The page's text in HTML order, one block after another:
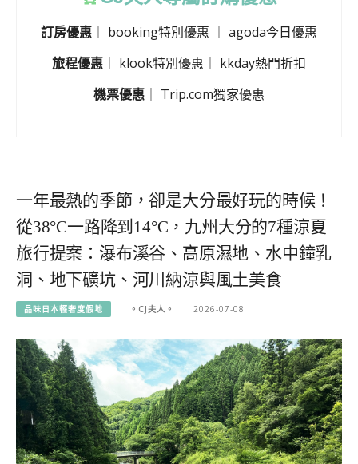
訂房優惠 booking特別優惠
agoda今日優惠
旅程優惠
klook特別優惠
kkday熱門折扣
機票優惠 ｜ Trip.com獨家優惠
一年最熱的季節，卻是大分最好玩的時候！
從38°C一路降到14°C，九州大分的7種涼夏
旅行提案：瀑布溪谷、高原濕地、水中鐘乳
洞、地下礦坑、河川納涼與風土美食
品味日本輕奢度假地 。CJ夫人。 2026-07-08